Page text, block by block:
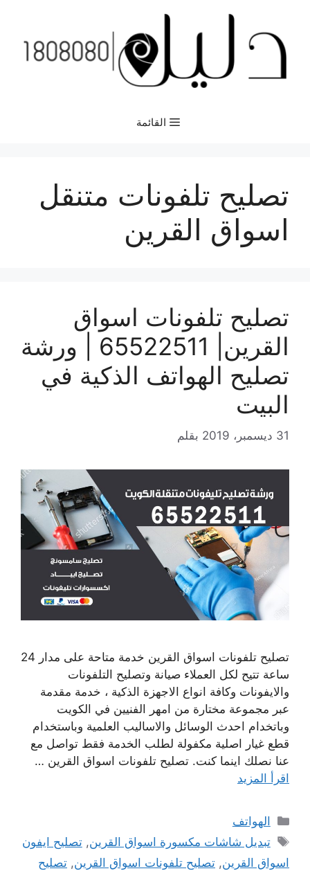
المحتوى
القائمة
تصليح تلفونات متنقل
اسواق القرين
تصليح تلفونات اسواق
القرين| 65522511 | ورشة
تصليح الهواتف الذكية في
البيت
31 ديسمبر، 2019 بقلم
تصليح تلفونات اسواق القرين خدمة متاحة على مدار 24
ساعة تتيح لكل العملاء صيانة وتصليح التلفونات
والايفونات وكافة انواع الاجهزة الذكية ، خدمة مقدمة
عبر مجموعة مختارة من امهر الفنيين في الكويت
وباتخدام احدث الوسائل والاساليب العلمية وباستخدام
قطع غيار اصلية مكفولة لطلب الخدمة فقط تواصل مع
عنا نصلك اينما كنت. تصليح تلفونات اسواق القرين …
اقرأ المزيد
التصنيفات
الهواتف
الوسوم
تبديل شاشات مكسورة اسواق القرين,تصليح ايفون
اسواق القرين, تصليح تلفونات اسواق القرين, تصليح